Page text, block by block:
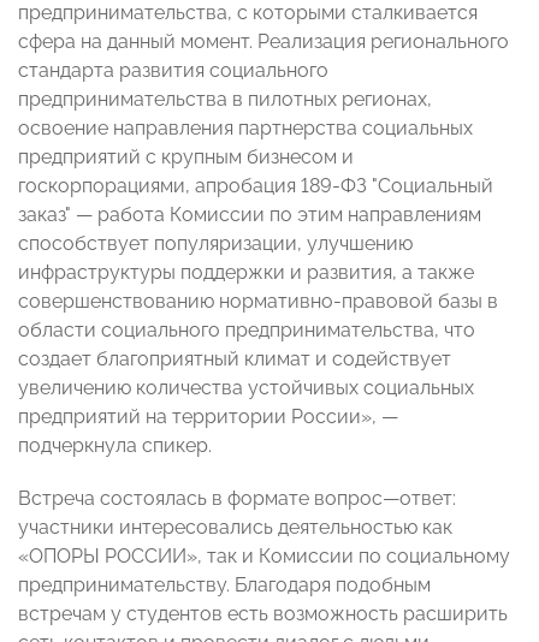
предпринимательства, с которыми сталкивается
сфера на данный момент. Реализация регионального
стандарта развития социального
предпринимательства в пилотных регионах,
освоение направления партнерства социальных
предприятий с крупным бизнесом и
госкорпорациями, апробация 189-ФЗ "Социальный
заказ" — работа Комиссии по этим направлениям
способствует популяризации, улучшению
инфраструктуры поддержки и развития, а также
совершенствованию нормативно-правовой базы в
области социального предпринимательства, что
создает благоприятный климат и содействует
увеличению количества устойчивых социальных
предприятий на территории России», —
подчеркнула спикер.
Встреча состоялась в формате вопрос—ответ:
участники интересовались деятельностью как
«ОПОРЫ РОССИИ», так и Комиссии по социальному
предпринимательству. Благодаря подобным
встречам у студентов есть возможность расширить